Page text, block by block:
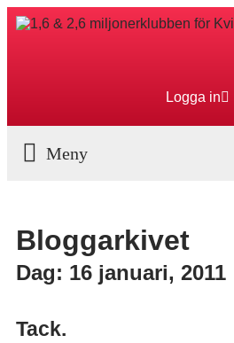
Logga in
Bloggarkivet
Dag: 16 januari, 2011
Tack.